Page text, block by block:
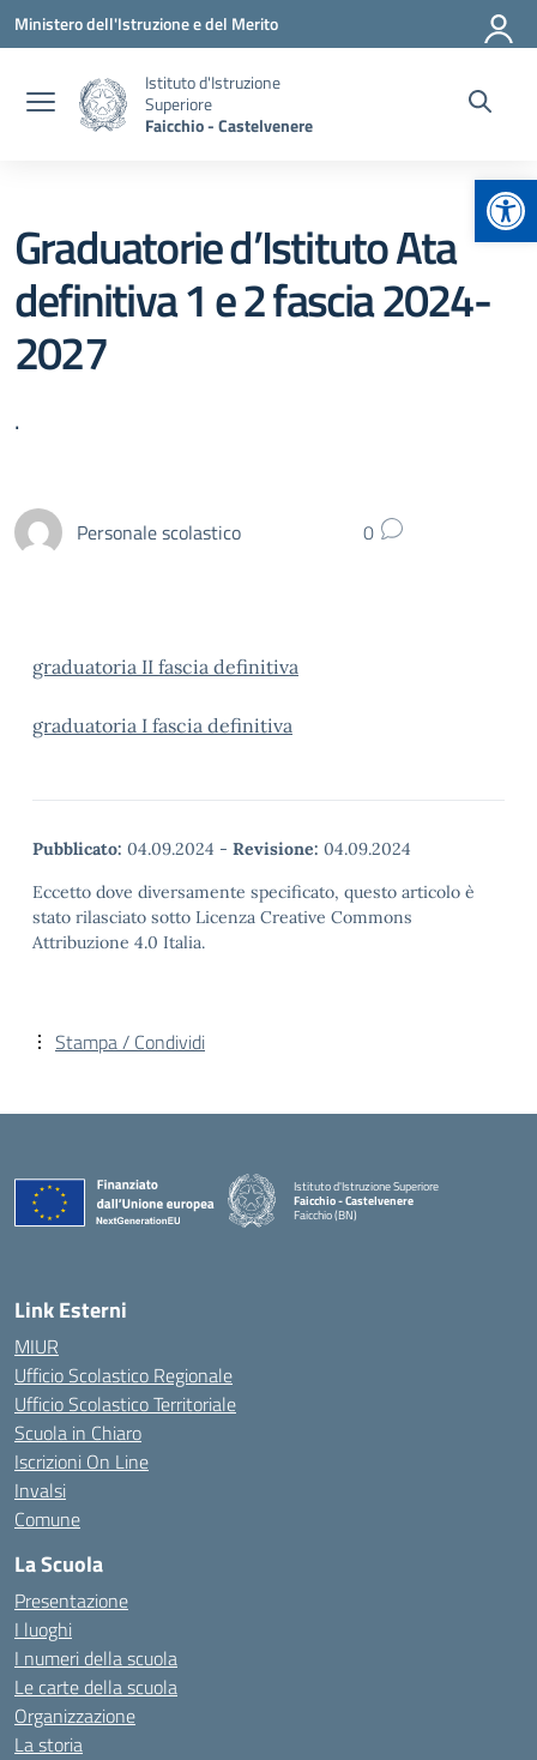
Vai ai contenuti
Vai al menu di navigazione
Vai al footer
Ministero dell'Istruzione e del Merito
Istituto d'Istruzione
Superiore
Faicchio - Castelvenere
Graduatorie d’Istituto Ata
definitiva 1 e 2 fascia 2024-
2027
.
Personale scolastico 0
graduatoria II fascia definitiva
graduatoria I fascia definitiva
Pubblicato: 04.09.2024 - Revisione: 04.09.2024
Eccetto dove diversamente specificato, questo articolo è
stato rilasciato sotto Licenza Creative Commons
Attribuzione 4.0 Italia.
Stampa / Condividi
Istituto d'Istruzione Superiore
Faicchio - Castelvenere
Faicchio (BN)
Link Esterni
MIUR
Ufficio Scolastico Regionale
Ufficio Scolastico Territoriale
Scuola in Chiaro
Iscrizioni On Line
Invalsi
Comune
La Scuola
Presentazione
I luoghi
I numeri della scuola
Le carte della scuola
Organizzazione
La storia